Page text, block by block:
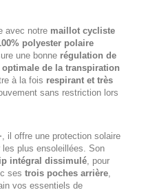
avec notre maillot cycliste
polyester polaire
une bonne régulation de
optimale de la transpiration
à la fois respirant et très
sans restriction lors
, il offre une protection solaire
les plus ensoleillées. Son
intégral dissimulé, pour
ses trois poches arrière,
vos essentiels de